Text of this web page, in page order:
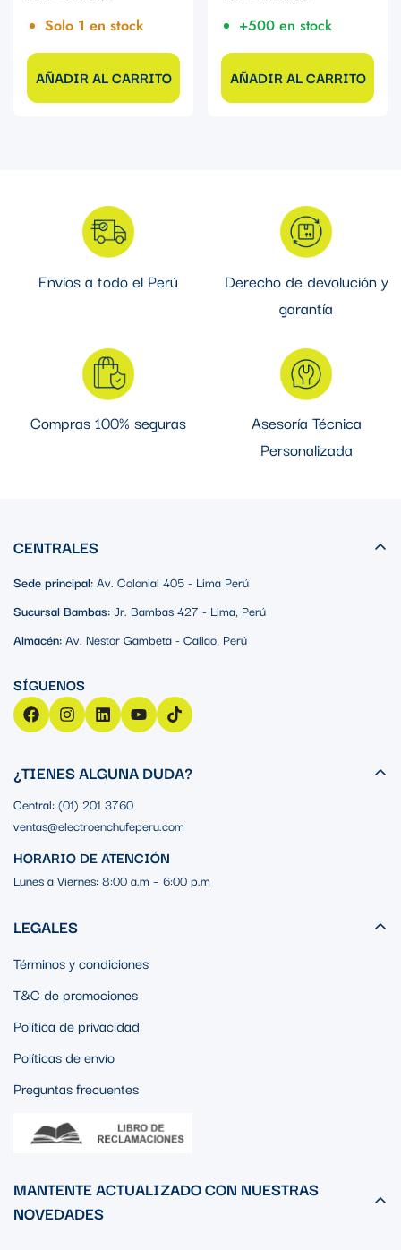
Solo 1 en stock
AÑADIR AL CARRITO
+500 en stock
AÑADIR AL CARRITO
Envíos a todo el Perú
Derecho de devolución y
garantía
Compras 100% seguras
Asesoría Técnica
Personalizada
CENTRALES
Sede principal:Av. Colonial 405 - Lima Perú
Sucursal Bambas:Jr. Bambas 427 - Lima, Perú
Almacén:Av. Nestor Gambeta - Callao, Perú
¿TIENES ALGUNA DUDA?
Central: (01) 201 3760
ventas@electroenchufeperu.com
HORARIO DE ATENCIÓN
Lunes a Viernes: 8:00 a.m – 6:00 p.m
LEGALES
Términos y condiciones
T&C de promociones
Política de privacidad
Políticas de envío
Preguntas frecuentes
MANTENTE ACTUALIZADO CON NUESTRAS
NOVEDADES